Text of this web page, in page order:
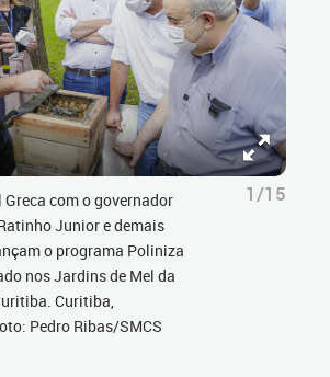
com o governador
Junior e demais
o programa Poliniza
nos Jardins de Mel da
Curitiba,
Pedro Ribas/SMCS
1/15